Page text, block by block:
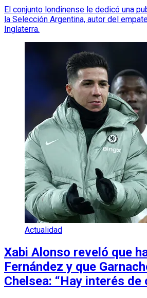
El conjunto londinense le dedicó una
la Selección Argentina, autor del
Inglaterra.
Actualidad
Xabi Alonso reveló que
Fernández y que
Chelsea: “Hay interés de